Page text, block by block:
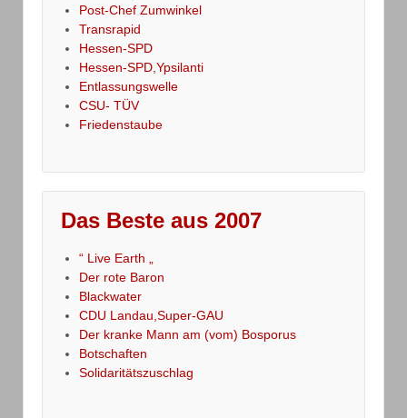
Post-Chef Zumwinkel
Transrapid
Hessen-SPD
Hessen-SPD,Ypsilanti
Entlassungswelle
CSU- TÜV
Friedenstaube
Das Beste aus 2007
“ Live Earth „
Der rote Baron
Blackwater
CDU Landau,Super-GAU
Der kranke Mann am (vom) Bosporus
Botschaften
Solidaritätszuschlag